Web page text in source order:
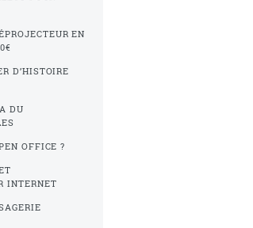
EN
D’HISTOIRE
DU
OFFICE ?
INTERNET